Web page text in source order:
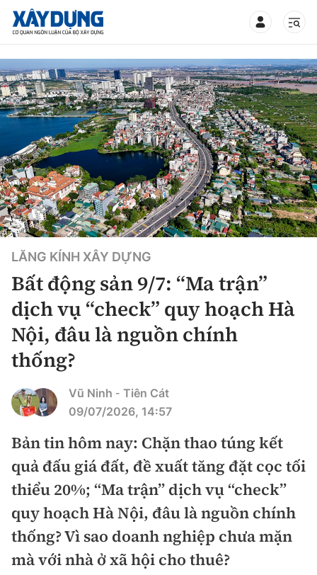
TIN BỘ XÂY DỰNG
CHUYÊN MỤC
Mới nhất
Thời sự
Chính trị
Xã hội
Chuyện dọc đường
Cải chính
Xây dựng
Chỉ đạo điều hành
Quy hoạch kiến trúc
Vật liệu xây dựng
Giám định chất lượng
Quản lý đô thị
Giao thông
Quản lý
Đường bộ
Hàng không
Đường sắt
Đăng kiểm
Đường sắt tốc độ cao
Đường thủy
Kinh tế
Tài chính
Chứng khoán
Bảo hiểm
Doanh nghiệp
Pháp luật
An ninh hình sự
Điều tra
Pháp đình
Hỏi - Đáp
An toàn giao thông
Giao thông 24h
ATGT địa phương
Văn hóa giao thông
Chất lượng sống
Giáo dục
Y tế
Văn hóa - Giải Trí
Văn hóa
Thể thao
LĂNG KÍNH XÂY DỰNG
Bất động sản 9/7: “Ma trận”
dịch vụ “check” quy hoạch Hà
Nội, đâu là nguồn chính
thống?
Vũ Ninh - Tiên Cát
09/07/2026, 14:57
Bản tin hôm nay: Chặn thao túng kết
quả đấu giá đất, đề xuất tăng đặt cọc tối
thiểu 20%; “Ma trận” dịch vụ “check”
quy hoạch Hà Nội, đâu là nguồn chính
thống? Vì sao doanh nghiệp chưa mặn
mà với nhà ở xã hội cho thuê?